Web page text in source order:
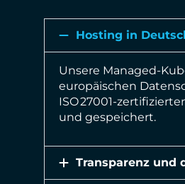
Hosting in
Unsere Managed-
europäischen
ISO 27001-
und gespeichert.
Transparenz und